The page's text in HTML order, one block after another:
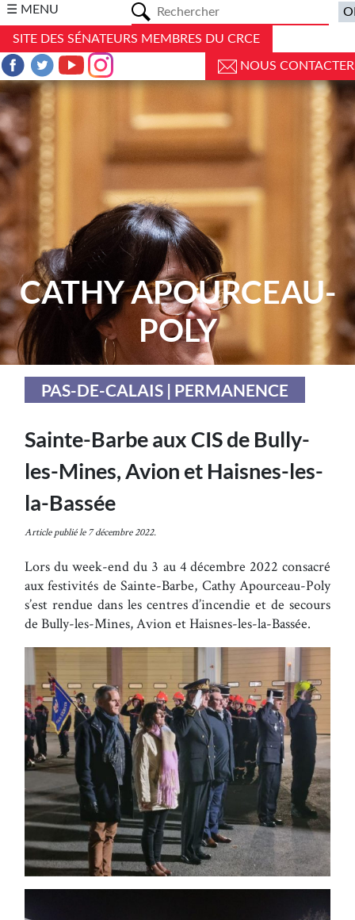
☰ MENU
SITE DES SÉNATEURS MEMBRES DU CRCE
NOUS CONTACTER
CATHY APOURCEAU-
POLY
PAS-DE-CALAIS | PERMANENCE
Sainte-Barbe aux CIS de Bully-
les-Mines, Avion et Haisnes-les-
la-Bassée
Article publié le 7 décembre 2022.
Lors du week-end du 3 au 4 décembre 2022 consacré
aux festivités de Sainte-Barbe, Cathy Apourceau-Poly
s’est rendue dans les centres d’incendie et de secours
de Bully-les-Mines, Avion et Haisnes-les-la-Bassée.